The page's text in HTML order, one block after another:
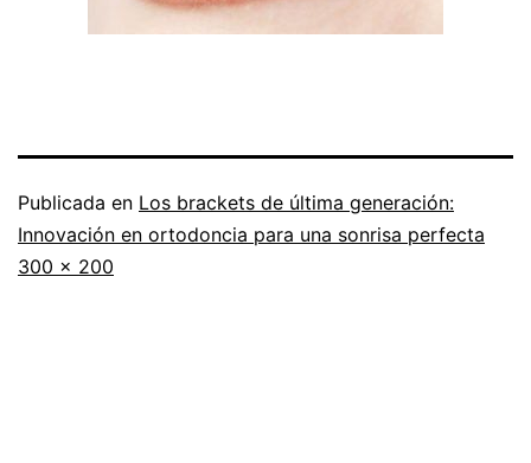
Publicada en Los brackets de última generación:
Innovación en ortodoncia para una sonrisa perfecta
Tamaño
300 × 200